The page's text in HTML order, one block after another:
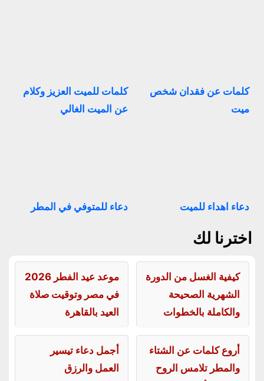
كلمات عن فقدان شخص
ميت
كلمات للميت العزيز وكلام
عن الميت الغالي
دعاء اهداء للميت دعاء للمتوفي في المطر
اخترنا لك
كيفية الغسل من الدورة
الشهرية الصحيحة
والكاملة بالخطوات
موعد عيد الفطر 2026
في مصر وتوقيت صلاة
العيد بالقاهرة
أروع كلمات عن الشتاء
والمطر تلامس الروح
أجمل دعاء تيسير
العمل والرزق